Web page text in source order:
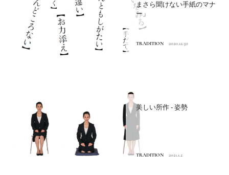
まさら聞けない手紙のマナ
ー」
TRADITION 2020.12.30
美しい所作 - 姿勢
TRADITION 2021.1.2